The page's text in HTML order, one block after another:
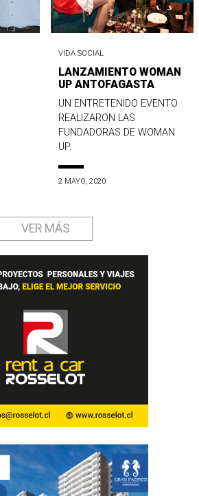
VIDA SOCIAL
LANZAMIENTO WOMAN
UP ANTOFAGASTA
UN ENTRETENIDO EVENTO
REALIZARON LAS
FUNDADORAS DE WOMAN
UP.
2 MAYO, 2020
VER MÁS